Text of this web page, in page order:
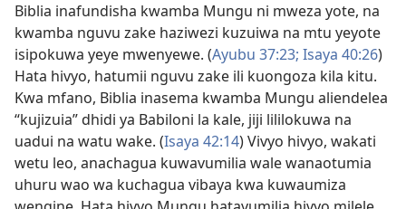
Biblia inafundisha kwamba Mungu ni mweza yote, na
kwamba nguvu zake haziwezi kuzuiwa na mtu yeyote
isipokuwa yeye mwenyewe. (Ayubu 37:23; Isaya 40:26)
Hata hivyo, hatumii nguvu zake ili kuongoza kila kitu.
Kwa mfano, Biblia inasema kwamba Mungu aliendelea
“kujizuia” dhidi ya Babiloni la kale, jiji lililokuwa na
uadui na watu wake. (Isaya 42:14) Vivyo hivyo, wakati
wetu leo, anachagua kuwavumilia wale wanaotumia
uhuru wao wa kuchagua vibaya kwa kuwaumiza